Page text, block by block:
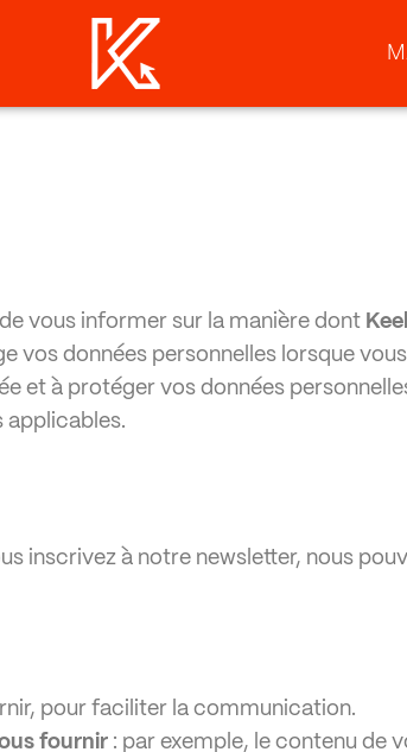
vous informer sur la manière dont
vos données personnelles lorsque
et à protéger vos données
applicables.
inscrivez à notre newsletter, nous
pour faciliter la communication.
fournir : par exemple, le contenu de